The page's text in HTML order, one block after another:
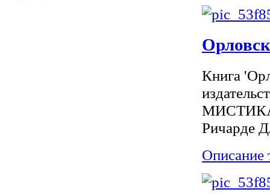
Книга
МИСТИКА,
Ричарде
Описание